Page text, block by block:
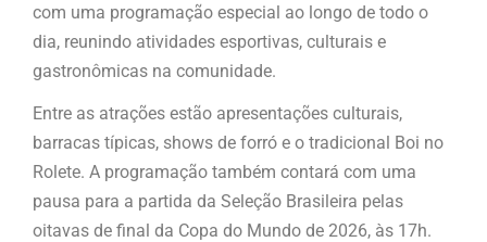
com uma programação especial ao longo de todo o
dia, reunindo atividades esportivas, culturais e
gastronômicas na comunidade.
Entre as atrações estão apresentações culturais,
barracas típicas, shows de forró e o tradicional Boi no
Rolete. A programação também contará com uma
pausa para a partida da Seleção Brasileira pelas
oitavas de final da Copa do Mundo de 2026, às 17h.